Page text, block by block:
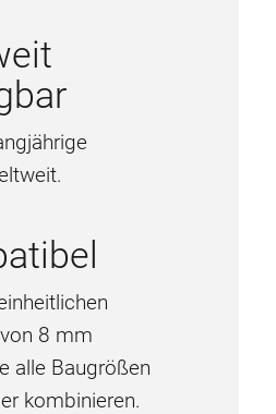
8 mm
alle Baugrößen
kombinieren.